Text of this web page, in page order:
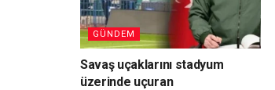
GÜNDEM
Savaş uçaklarını stadyum
üzerinde uçuran